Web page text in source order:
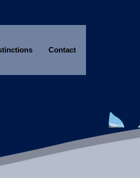
Contact